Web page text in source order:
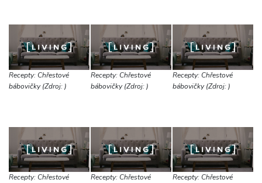
Recepty: Chřestové
bábovičky (Zdroj: )
Recepty: Chřestové
bábovičky (Zdroj: )
Recepty: Chřestové
bábovičky (Zdroj: )
Recepty: Chřestové
Recepty: Chřestové
Recepty: Chřestové